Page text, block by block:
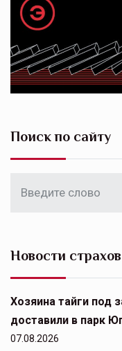
Поиск по сайту
Новости
Хозяина тайги под
доставили в парк
07.08.2026